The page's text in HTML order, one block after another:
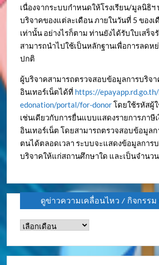
เนื่องจากระบบกำหนดให้โรงเรียน/มูลนิธิ
บริจาคของแต่ละเดือน ภายในวันที่ 5 ของเ
เท่านั้น อย่างไรก็ตาม ท่านยังได้รับใบเสร็จ
สามารถนำไปใช้เป็นหลักฐานเพื่อการลดห
ปกติ
ผู้บริจาคสามารถตรวจสอบข้อมูลการบริจา
อินเทอร์เน็ตได้ที่ https://
edonation/portal/for-donorโดยใช้รหัสผู้
เช่นเดียวกับการยื่นแบบแสดงรายการภาษี
อินเทอร์เน็ต โดยสามารถตรวจสอบข้อมูล
ตนได้ตลอดเวลา ระบบจะแสดงข้อมูลการ
บริจาคให้แก่สถานศึกษาใด และเป็นจำนวน
ดูข่าวความเคลื่อนไหว / กิจกรรม
ดู
ความ